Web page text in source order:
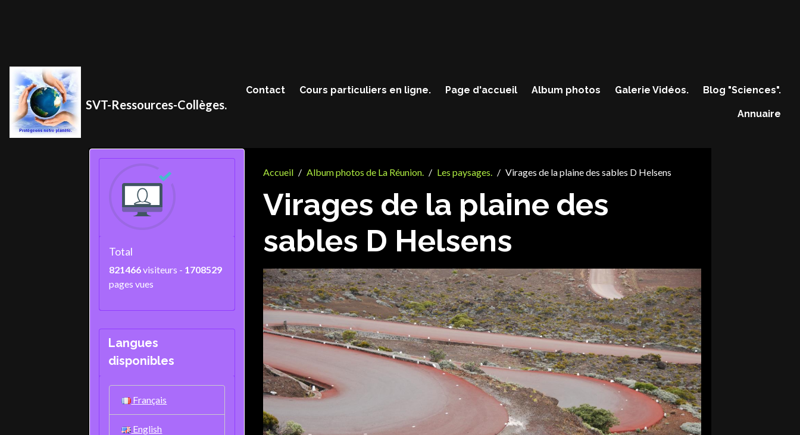
SVT-Ressources-Collèges.
Contact Cours particuliers en ligne. Page d'accueil Album photos Galerie Vidéos. Blog "Sciences".
Annuaire
Accueil Album photos de La Réunion. Les paysages. Virages de la plaine des sables D Helsens
Virages de la plaine des
sables D Helsens
Total
821466visiteurs - 1708529
pages vues
Langues
disponibles
Français
English